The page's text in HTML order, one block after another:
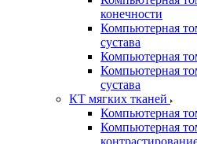
конечности
Компьютерная
сустава
Компьютерная
Компьютерная
сустава
КТ мягких тканей
Компьютерная
Компьютерная